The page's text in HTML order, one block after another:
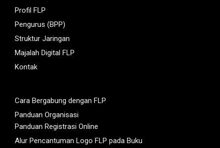
Profil FLP
Pengurus (BPP)
Struktur Jaringan
Majalah Digital FLP
Kontak
Cara Bergabung dengan FLP
Panduan Organisasi
Panduan Registrasi Online
Alur Pencantuman Logo FLP pada Buku